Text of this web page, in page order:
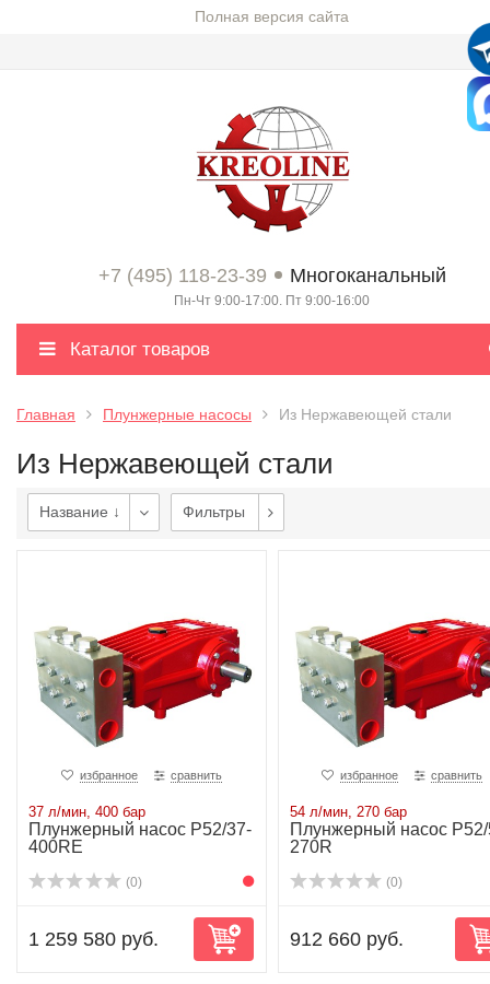
Полная версия сайта
+7 (495) 118-23-39 Многоканальный
Пн-Чт 9:00-17:00. Пт 9:00-16:00
Каталог товаров
Главная Плунжерные насосы Из Нержавеющей стали
Из Нержавеющей стали
Название ↓ Фильтры
избранное сравнить
37 л/мин, 400 бар
Плунжерный насос P52/37-
400RE
(0)
1 259 580 руб.
избранное сравнить
54 л/мин, 270 бар
Плунжерный насос
270R
(0)
912 660 руб.